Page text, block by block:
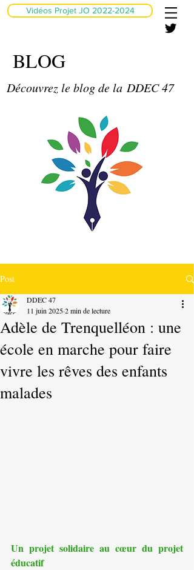
Vidéos Projet JO 2022-2024
BLOG
Découvrez le blog de la DDEC 47
Post
Adèle de Trenquelléon : une
école en marche pour faire
vivre les rêves des enfants
malades
DDEC 47
11 juin 20252 min de lecture
Un projet solidaire au cœur du projet
éducatif